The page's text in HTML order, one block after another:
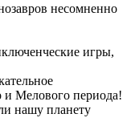
несомненно
игры,
и Мелового периода!
нашу планету